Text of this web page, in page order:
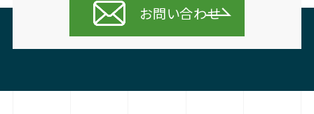
お問い合わせ